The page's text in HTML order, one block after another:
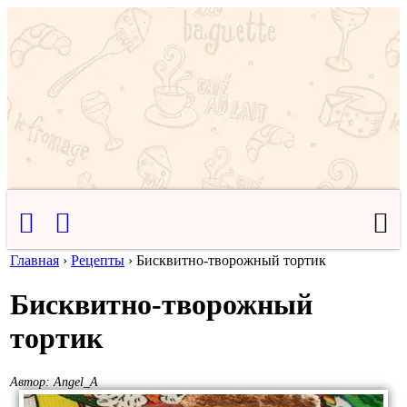
Главная › Рецепты › Бисквитно-творожный тортик
Бисквитно-творожный
тортик
Автор: Angel_A